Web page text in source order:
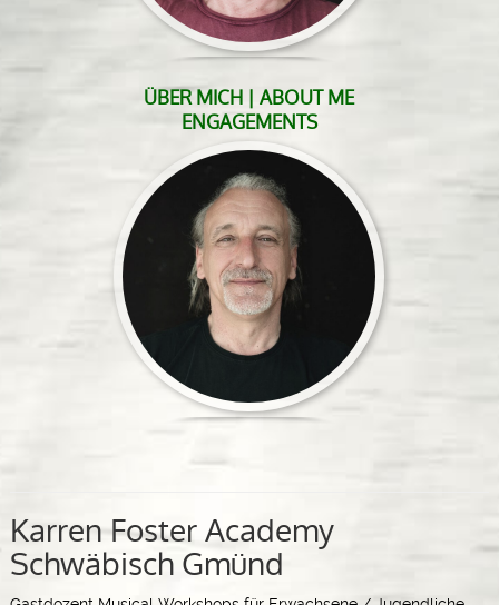
ÜBER MICH | ABOUT ME
ENGAGEMENTS
Karren Foster Academy
Schwäbisch Gmünd